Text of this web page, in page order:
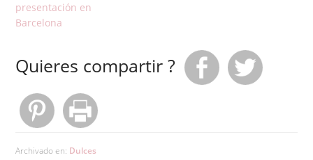
presentación en
Barcelona
Quieres compartir ?
Archivado en: Dulces